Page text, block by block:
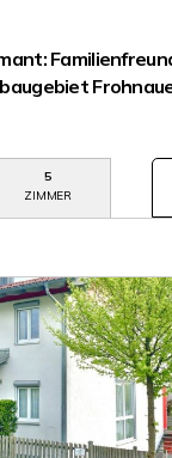
5
ZIMMER